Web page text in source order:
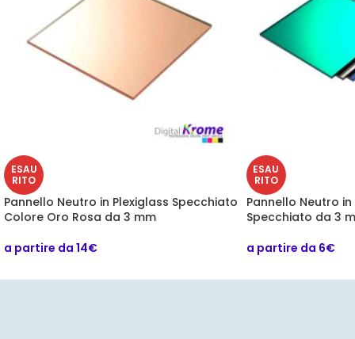
ESAU
RITO
Pannello Neutro in Plexiglass Specchiato
Colore Oro Rosa da 3 mm
a partire da 14€
ESAU
RITO
Pannello Neutro
Specchiato da 3
a partire da 6€